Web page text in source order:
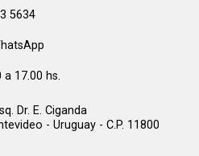
5634
a 17.00 hs.
Dr. E. Ciganda
- Uruguay - C.P. 11800